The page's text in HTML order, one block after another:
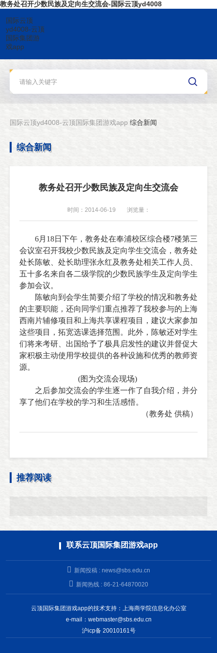
教务处召开少数民族及定向生交流会-国际云顶yd4008
国际云顶
yd4008-云顶
国际集团游
戏app
国际云顶yd4008-云顶国际集团游戏app 综合新闻
综合新闻
教务处召开少数民族及定向生交流会
时间：2014-06-19 浏览量：
6月18日下午，教务处在奉浦校区综合楼7楼第三
会议室召开我校少数民族及定向学生交流会，教务处
处长陈敏、处长助理张永红及教务处相关工作人员、
五十多名来自各二级学院的少数民族学生及定向学生
参加会议。
陈敏向到会学生简要介绍了学校的情况和教务处
的主要职能，还向同学们重点推荐了我校参与的上海
西南片辅修项目和上海共享课程项目，建议大家参加
这些项目，拓宽选课选择范围。此外，陈敏还对学生
们将来考研、出国给予了极具启发性的建议并督促大
家积极主动使用学校提供的各种设施和优秀的教师资
源。
(图为交流会现场)
之后参加交流会的学生逐一作了自我介绍，并分
享了他们在学校的学习和生活感悟。
（教务处 供稿）
推荐阅读
联系云顶国际集团游戏app
新闻投稿 : news@sbs.edu.cn
新闻热线 : 86-21-64870020
云顶国际集团游戏app的技术支持：上海商学院信息化办公室
e-mail： webmaster@sbs.edu.cn
沪icp备 20010161号